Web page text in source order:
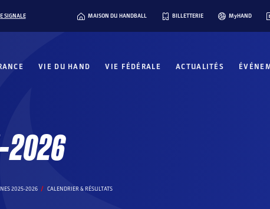
SIGNALE MAISON DU HANDBALL BILLETTERIE MyHAND
VIE DU HAND VIE FÉDÉRALE ACTUALITÉS
2026
2025-2026 CALENDRIER & RÉSULTATS